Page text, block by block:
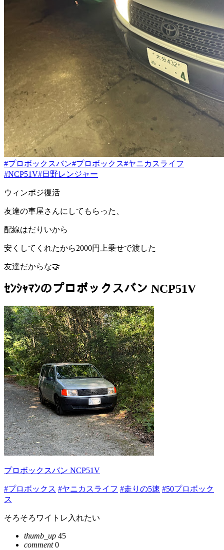
#プロボックスバン#プロボックス#ヤニカスライフ
#NCP51V#日野レンジャー
ウィンポジ復活
友達の車屋さんにしてもらった、
配線はだりいから
安くしてくれたから2000円上乗せで渡した
友達だからな🤝
ｾﾝｼｬﾏﾝのプロボックスバン NCP51V
プロボックスバン NCP51V
#プロボックス #ヤニカスライフ #走りの5速 #50プロボック
ス
そろそろワイトレ入れたい
thumb_up 45
comment0